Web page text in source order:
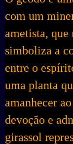
com um
ametista, que
simboliza a
entre o
uma planta
amanhecer
devoção e
girassol